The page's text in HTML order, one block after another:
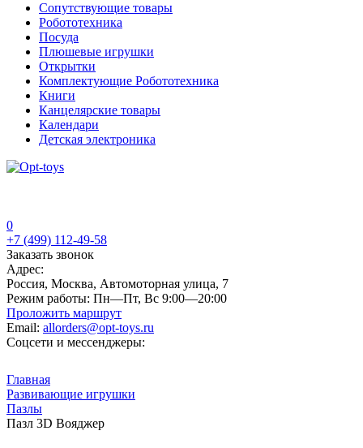
Сопутствующие товары
Робототехника
Посуда
Плюшевые игрушки
Открытки
Комплектующие Робототехника
Книги
Канцелярские товары
Календари
Детская электроника
0
+7 (499) 112-49-58
Заказать звонок
Адрес:
Россия, Москва, Автомоторная улица, 7
Режим работы: Пн—Пт, Вс 9:00—20:00
Проложить маршрут
Email: allorders@opt-toys.ru
Соцсети и мессенджеры:
Главная
Развивающие игрушки
Пазлы
Пазл 3D Вояджер